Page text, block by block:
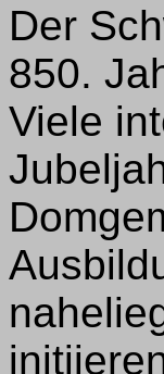
Der
850.
Viele